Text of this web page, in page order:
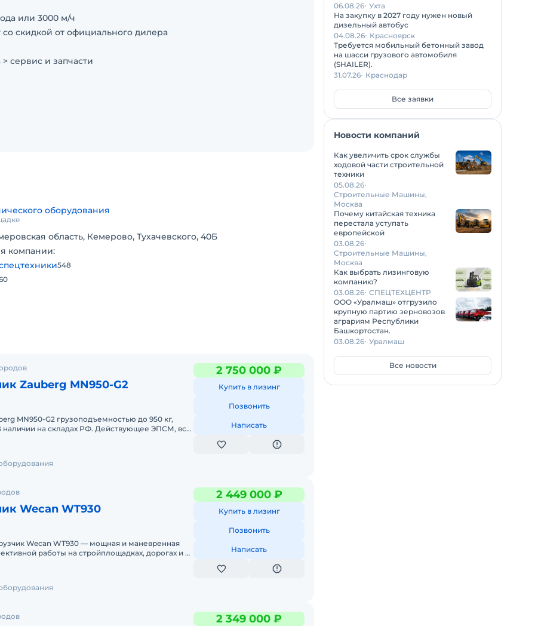
или 3000 м/ч
скидкой от официального дилера
сервис и запчасти
и комплектуется ЗИПом с инструментом.
территории РФ.
Экскаватор.ру, чтобы получить коммерческое предложение!
оборудования
область, Кемерово, Тухачевского, 40Б
компании:
548
Zauberg MN950-G2
MN950-G2 грузоподъемностью до 950 кг,
2 750 000 ₽
Купить в лизинг
Позвонить
Написать
Wecan WT930
Wecan WT930 — мощная и маневренная
работы на стройплощадках, дорогах и в
2 449 000 ₽
Купить в лизинг
Позвонить
Написать
2 349 000 ₽
06.08.26 Ухта
На закупку в 2027 году нужен новый
дизельный автобус
04.08.26 Красноярск
Требуется мобильный бетонный завод
на шасси грузового автомобиля
(SHAILER).
31.07.26 Краснодар
Все заявки
Новости компаний
Как увеличить срок службы
ходовой части строительной
техники
05.08.26
Строительные Машины,
Москва
Почему китайская техника
перестала уступать
европейской
03.08.26
Строительные Машины,
Москва
Как выбрать лизинговую
компанию?
03.08.26 СПЕЦТЕХЦЕНТР
ООО «Уралмаш» отгрузило
крупную партию зерновозов
аграриям Республики
Башкортостан.
03.08.26 Уралмаш
Все новости